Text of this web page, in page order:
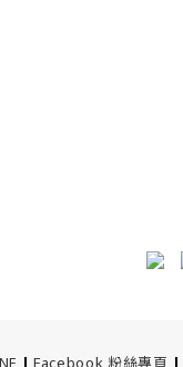
| Facebook 粉絲專頁 |